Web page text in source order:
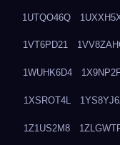
1UTQO46Q
1VT6PD21
1WUHK6D4
1XSROT4L
1Z1US2M8